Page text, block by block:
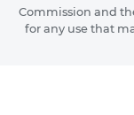
Commission and
for any use that